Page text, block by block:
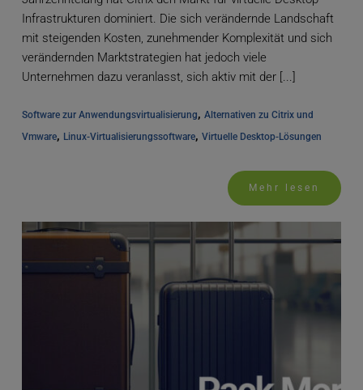
Infrastrukturen dominiert. Die sich verändernde Landschaft
mit steigenden Kosten, zunehmender Komplexität und sich
verändernden Marktstrategien hat jedoch viele
Unternehmen dazu veranlasst, sich aktiv mit der [...]
Software zur Anwendungsvirtualisierung, Alternativen zu Citrix und
Vmware, Linux-Virtualisierungssoftware, Virtuelle Desktop-Lösungen
Mehr lesen